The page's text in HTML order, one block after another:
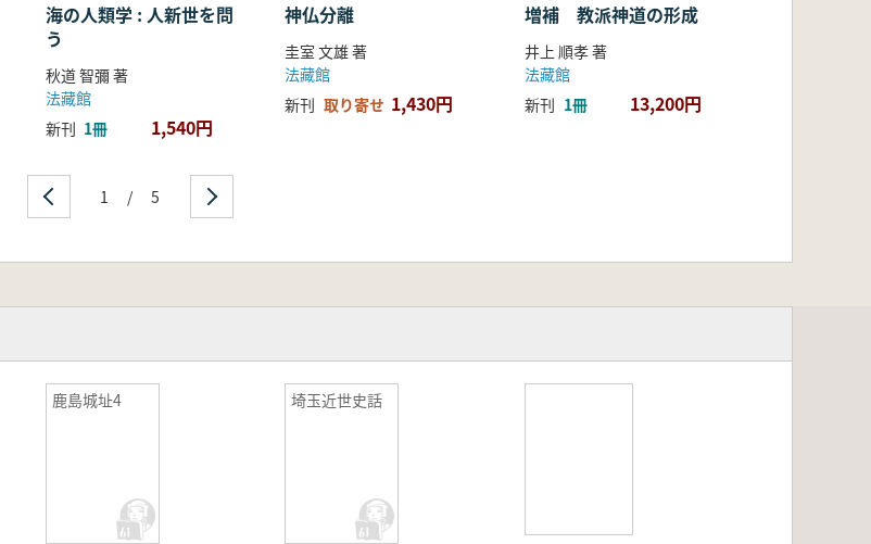
海の人類学 : 人新世を問
う
秋道 智彌 著
法藏館
新刊 1冊 1,540円
神仏分離
圭室 文雄 著
法藏館
新刊 取り寄せ 1,430円
増補 教派神道の形成
井上 順孝 著
法藏館
新刊 1冊 13,200円
1 / 5
鹿島城址4 埼玉近世史話